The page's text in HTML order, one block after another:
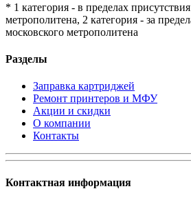
* 1 категория - в пределах
метрополитена, 2 категория - за
московского метрополитена
Разделы
Заправка картриджей
Ремонт принтеров и МФУ
Акции и скидки
О компании
Контакты
Контактная информация